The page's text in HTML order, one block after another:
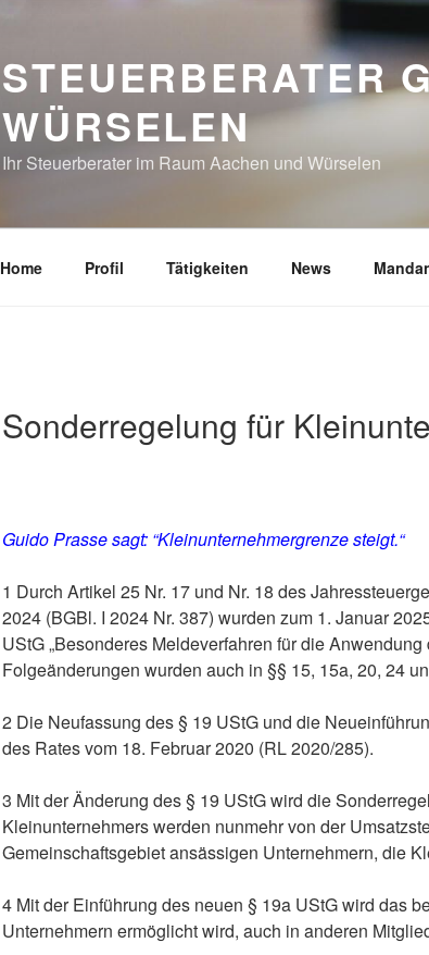
STEUERBERATER
WÜRSELEN
Ihr Steuerberater im Raum Aachen und Würselen
Home Profil Tätigkeiten News
Sonderregelung für
Guido Prasse sagt: “Kleinunternehmergrenze steigt.“
1 Durch Artikel 25 Nr. 17 und Nr. 18 des
2024 (BGBl. I 2024 Nr. 387) wurden zum 1. Januar
UStG „Besonderes Meldeverfahren für die
Folgeänderungen wurden auch in §§ 15, 15a, 20, 24
2 Die Neufassung des § 19 UStG und die
des Rates vom 18. Februar 2020 (RL 2020/285).
3 Mit der Änderung des § 19 UStG wird die
Kleinunternehmers werden nunmehr von der
Gemeinschaftsgebiet ansässigen Unternehmern, die
4 Mit der Einführung des neuen § 19a UStG wird das
Unternehmern ermöglicht wird, auch in anderen